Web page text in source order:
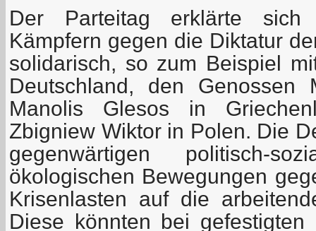
Der Parteitag erklärte
Kämpfern gegen die Diktatur
solidarisch, so zum Beispiel
Deutschland, den Genossen
Manolis Glesos in
Zbigniew Wiktor in Polen. Die
gegenwärtigen politisch-
ökologischen Bewegungen
Krisenlasten auf die
Diese könnten bei